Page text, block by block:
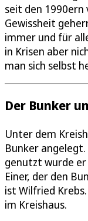
seit den 1990ern
Gewissheit
immer und für
in Krisen aber
man sich selbst
Der Bunker
Unter dem
Bunker
genutzt wurde
Einer, der den
ist Wilfried
im Kreishaus.